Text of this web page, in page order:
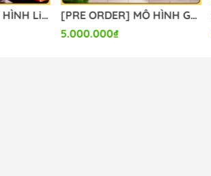
[PRE ORDER] MÔ HÌNH Limelight Lemonade Jam - Harumi Ena - 1/3.5 (Alice Glint) FIGURE CHÍNH HÃNG
[PRE ORDER] MÔ HÌNH Gochuumon wa Usagi Desu ka? - Hoto Kokoa - 1/7 - Dress Ver. (Luminous Box) FIGURE CHÍNH HÃNG
5.000.000₫